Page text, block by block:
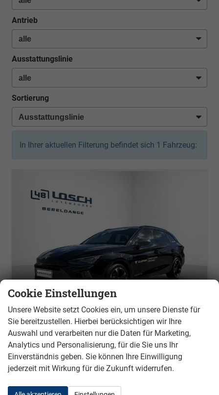
Antrieb
Ausstattungslinie
Sortierung
In Ihrer aktuellen Filterung befindet sich 1 Fahrzeug:
Cupra Aktion Leon Sportstourer
unverbindliche Lieferzeit: Neuwagen mit Tageszulassung
Fahrzeugnr. 1119 Getriebe
Cookie Einstellungen
Unsere Website setzt Cookies ein, um unsere Dienste für
Sie bereitzustellen. Hierbei berücksichtigen wir Ihre
Auswahl und verarbeiten nur die Daten für Marketing,
Analytics und Personalisierung, für die Sie uns Ihr
Einverständnis geben. Sie können Ihre Einwilligung
jederzeit mit Wirkung für die Zukunft widerrufen.